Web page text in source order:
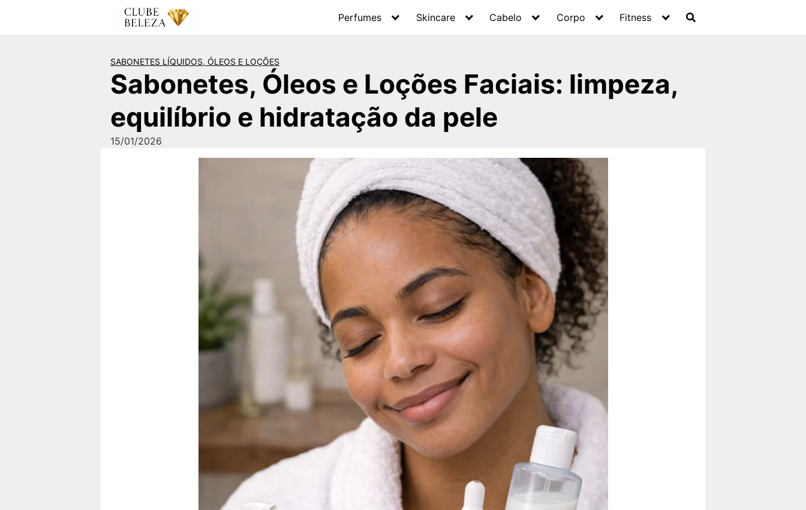
o
Perfumes Skincare Cabelo Corpo Fitness
SABONETES LÍQUIDOS, ÓLEOS E LOÇÕES
Sabonetes, Óleos e Loções Faciais: limpeza,
equilíbrio e hidratação da pele
15/01/2026